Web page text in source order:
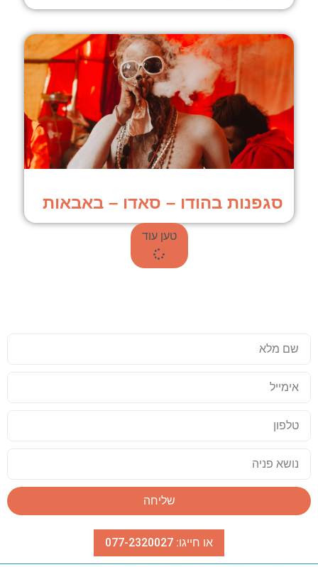
סגפנות בהודו – סאדו – באבאות
טען עוד
שליחה
או חייגו: 077-2320027